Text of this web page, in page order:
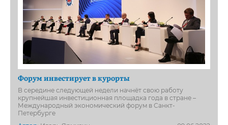
Форум инвестирует в курорты
В середине следующей недели начнёт свою работу
крупнейшая инвестиционная площадка года в стране –
Международный экономический форум в Санкт-
Петербурге